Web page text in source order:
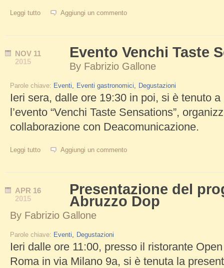
Leggi tutto su Sabato 27 Ottobre Boulevard Merulana
Aggiungi un commento
NOV 11
2015
Evento Venchi Taste
By Fabrizio Gallone
Parole chiave: Eventi Eventi gastronomici Degustazioni
Ieri sera, dalle ore 19:30 in poi, si è tenuto
l’evento “Venchi Taste Sensations”,
collaborazione con Deacomunicazione.
Leggi tutto su Evento Venchi Taste Sensations
Aggiungi un commento
APR 16
2015
Presentazione del
Abruzzo Dop
By Fabrizio Gallone
Parole chiave: Eventi Degustazioni
Ieri dalle ore 11:00, presso il ristorante
Roma in via Milano 9a, si è tenuta la